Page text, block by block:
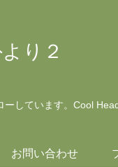
り２
しています。Cool
お問い合わせ